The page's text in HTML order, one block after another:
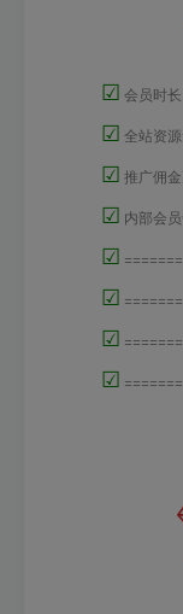
☑ 会员时
☑ 全站资
☑ 推广佣
☑ 内部会
☑
☑
☑
☑